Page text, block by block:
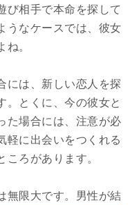
び相手で本命を探して
うなケースでは、彼女
。
には、新しい恋人を探
。とくに、今の彼女と
た場合には、注意が必
軽に出会いをつくれる
ろがあります。
無限大です。男性が結